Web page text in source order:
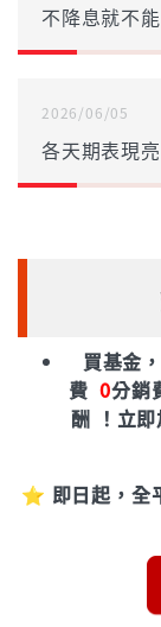
不降息就不
2026/06/05
各天期表現
買基金
費0分銷
酬 ！立
⭐ 即日起，全